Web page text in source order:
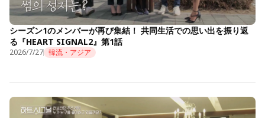
シーズン1のメンバーが再び集結！ 共同生活での思い出を振り返
る『HEART SIGNAL2』第1話
2026/7/27 韓流・アジア